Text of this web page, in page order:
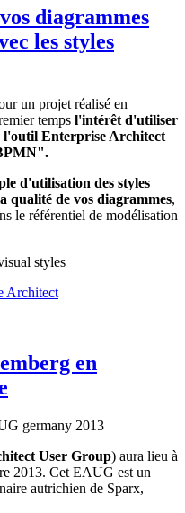
diagrammes
les styles
un projet réalisé en
temps l'intérêt d'utiliser
l'outil Enterprise Architect
d'utilisation des styles
qualité de vos diagrammes,
le référentiel de modélisation
Architect
en
User Group) aura lieu à
2013. Cet EAUG est un
autrichien de Sparx,